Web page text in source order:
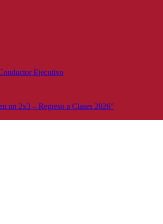
Ejecutivo
un 2x3 – Regreso a Clases 2026"